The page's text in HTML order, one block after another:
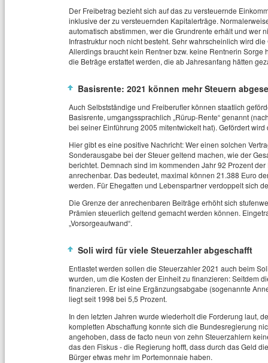
Der Freibetrag bezieht sich auf das zu versteuernde
inklusive der zu versteuernden Kapitalerträge.
automatisch abstimmen, wer die Grundrente erhält und wer
Infrastruktur noch nicht besteht. Sehr wahrscheinlich wird
Allerdings braucht kein Rentner bzw. keine Rentnerin
die Beträge erstattet werden, die ab Jahresanfang hätten
Basisrente: 2021 können mehr Steuern
Auch Selbstständige und Freiberufler können staatlich
Basisrente, umgangssprachlich „Rürup-Rente“ genannt
bei seiner Einführung 2005 mitentwickelt hat). Gefördert
Hier gibt es eine positive Nachricht: Wer einen solchen
Sonderausgabe bei der Steuer geltend machen, wie der
berichtet. Demnach sind im kommenden Jahr 92 Prozent
anrechenbar. Das bedeutet, maximal können 21.388 Euro
werden. Für Ehegatten und Lebenspartner verdoppelt sich
Die Grenze der anrechenbaren Beiträge erhöht sich
Prämien steuerlich geltend gemacht werden können.
„Vorsorgeaufwand“.
Soli wird für viele Steuerzahler abgeschafft
Entlastet werden sollen die Steuerzahler 2021 auch beim
wurden, um die Kosten der Einheit zu finanzieren: Seitdem
finanzieren. Er ist eine Ergänzungsabgabe (sogenannte
liegt seit 1998 bei 5,5 Prozent.
In den letzten Jahren wurde wiederholt die Forderung laut,
kompletten Abschaffung konnte sich die Bundesregierung
angehoben, dass de facto neun von zehn Steuerzahlern
das den Fiskus - die Regierung hofft, dass durch das Geld
Bürger etwas mehr im Portemonnaie haben.